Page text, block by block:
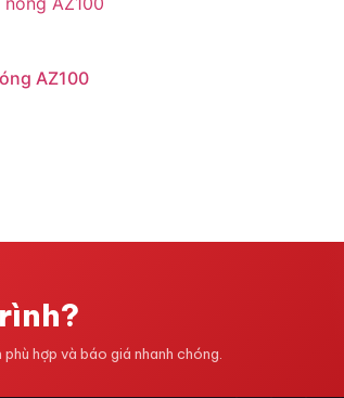
AZ100
hợp và báo giá nhanh chóng.